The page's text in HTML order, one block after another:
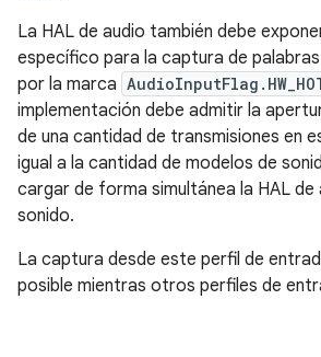
La HAL de audio también debe
específico para la captura de
por la marca
implementación debe admitir la
de una cantidad de transmisiones en
igual a la cantidad de modelos de
cargar de forma simultánea la HAL
sonido.
La captura desde este perfil de
posible mientras otros perfiles de